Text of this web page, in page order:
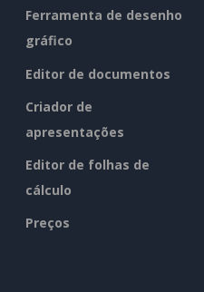
Ferramenta de desenho
gráfico
Editor de documentos
Criador de
apresentações
Editor de folhas de
cálculo
Preços